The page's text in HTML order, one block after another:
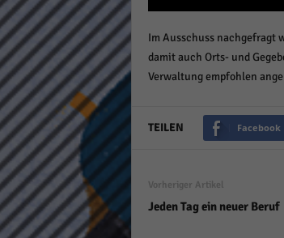
Im Ausschuss
damit auch Orts- und
Verwaltung empfohlen
TEILEN Facebook
Vorheriger Artikel
Jeden Tag ein neuer Beruf